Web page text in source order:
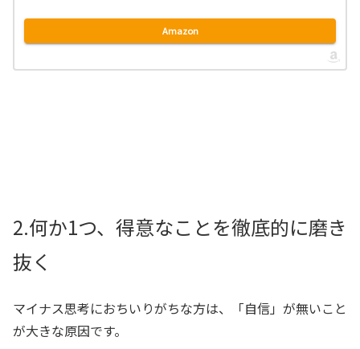
Amazon
2.何か1つ、得意なことを徹底的に磨き
抜く
マイナス思考におちいりがちな方は、「自信」が無いこと
が大きな原因です。